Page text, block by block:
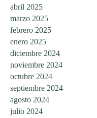
abril 2025
marzo 2025
febrero 2025
enero 2025
diciembre 2024
noviembre 2024
octubre 2024
septiembre 2024
agosto 2024
julio 2024